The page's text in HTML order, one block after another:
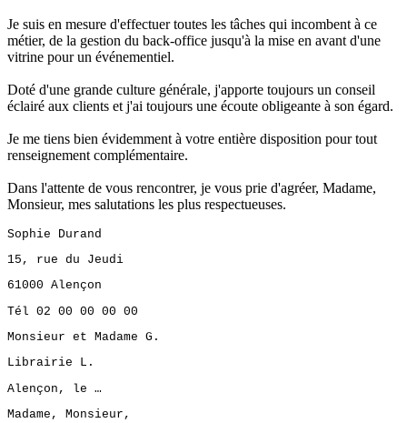
Je suis en mesure d'effectuer toutes les tâches qui incombent à ce
métier, de la gestion du back-office jusqu'à la mise en avant d'une
vitrine pour un événementiel.
Doté d'une grande culture générale, j'apporte toujours un conseil
éclairé aux clients et j'ai toujours une écoute obligeante à son égard.
Je me tiens bien évidemment à votre entière disposition pour tout
renseignement complémentaire.
Dans l'attente de vous rencontrer, je vous prie d'agréer, Madame,
Monsieur, mes salutations les plus respectueuses.
Sophie Durand
15, rue du Jeudi
61000 Alençon
Tél 02 00 00 00 00
Monsieur et Madame G.
Librairie L.
Alençon, le …
Madame, Monsieur,